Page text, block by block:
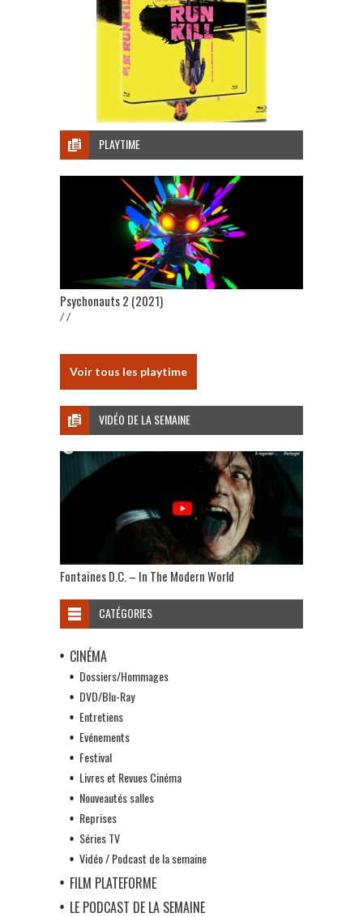
PLAYTIME
Psychonauts 2 (2021)
/ /
Voir tous les playtime
VIDÉO DE LA SEMAINE
Fontaines D.C. – In The Modern World
CATÉGORIES
CINÉMA
Dossiers/Hommages
DVD/Blu-Ray
Entretiens
Evénements
Festival
Livres et Revues Cinéma
Nouveautés salles
Reprises
Séries TV
Vidéo / Podcast de la semaine
FILM PLATEFORME
LE PODCAST DE LA SEMAINE